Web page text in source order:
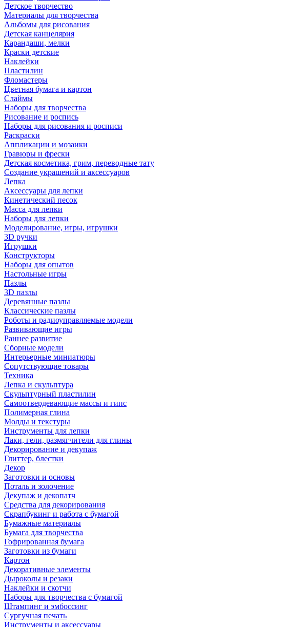
Детское творчество
Материалы для творчества
Альбомы для рисования
Детская канцелярия
Карандаши, мелки
Краски детские
Наклейки
Пластилин
Фломастеры
Цветная бумага и картон
Слаймы
Наборы для творчества
Рисование и роспись
Наборы для рисования и росписи
Раскраски
Аппликации и мозаики
Гравюры и фрески
Детская косметика, грим, переводные тату
Создание украшений и аксессуаров
Лепка
Аксессуары для лепки
Кинетический песок
Масса для лепки
Наборы для лепки
Моделирование, игры, игрушки
3D ручки
Игрушки
Конструкторы
Наборы для опытов
Настольные игры
Пазлы
3D пазлы
Деревянные пазлы
Классические пазлы
Роботы и радиоуправляемые модели
Развивающие игры
Раннее развитие
Сборные модели
Интерьерные миниатюры
Сопутствующие товары
Техника
Лепка и скульптура
Скульптурный пластилин
Самоотвердевающие массы и гипс
Полимерная глина
Молды и текстуры
Инструменты для лепки
Лаки, гели, размягчители для глины
Декорирование и декупаж
Глиттер, блестки
Декор
Заготовки и основы
Поталь и золочение
Декупаж и декопатч
Средства для декорирования
Скрапбукинг и работа с бумагой
Бумажные материалы
Бумага для творчества
Гофрированная бумага
Заготовки из бумаги
Картон
Декоративные элементы
Дыроколы и резаки
Наклейки и скотчи
Наборы для творчества с бумагой
Штампинг и эмбоссинг
Сургучная печать
Инструменты и аксессуары